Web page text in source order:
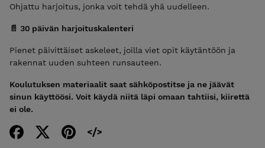
Ohjattu harjoitus, jonka voit tehdä yhä uudelleen.
📄 30 päivän harjoituskalenteri
Pienet päivittäiset askeleet, joilla viet opit käytäntöön ja
rakennat uuden suhteen runsauteen.
Koulutuksen materiaalit saat sähköpostitse ja ne jäävät
sinun käyttöösi. Voit käydä niitä läpi omaan tahtiisi, kiirettä
ei ole.